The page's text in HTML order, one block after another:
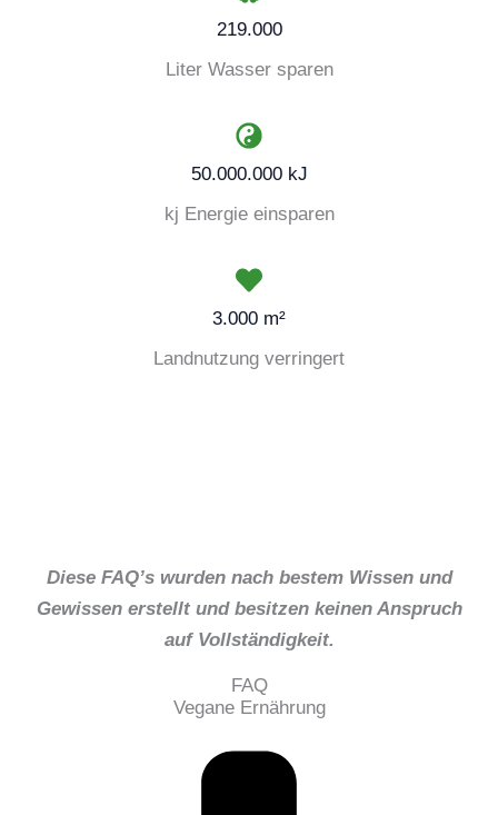
219.000
Liter Wasser sparen
50.000.000 kJ
kj Energie einsparen
3.000 m²
Landnutzung verringert
Diese FAQ’s wurden nach bestem Wissen und
Gewissen erstellt und besitzen keinen Anspruch
auf Vollständigkeit.
FAQ
Vegane Ernährung